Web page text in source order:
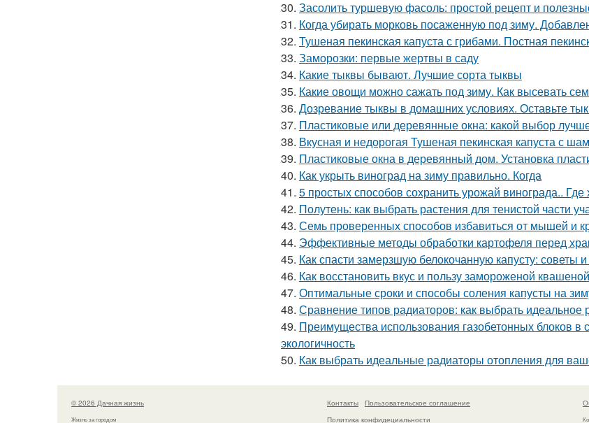
30. Засолить туршевую фасоль: простой рецепт и
31. Когда убирать морковь посаженную под зиму.
32. Тушеная пекинская капуста с грибами. Постная
33. Заморозки: первые жертвы в саду
34. Какие тыквы бывают. Лучшие сорта тыквы
35. Какие овощи можно сажать под зиму. Как высевать
36. Дозревание тыквы в домашних условиях. Оставьте
37. Пластиковые или деревянные окна: какой выбор
38. Вкусная и недорогая Тушеная пекинская капуста с
39. Пластиковые окна в деревянный дом. Установка
40. Как укрыть виноград на зиму правильно. Когда
41. 5 простых способов сохранить урожай винограда.. Где
42. Полутень: как выбрать растения для тенистой части
43. Семь проверенных способов избавиться от мышей и
44. Эффективные методы обработки картофеля перед
45. Как спасти замерзшую белокочанную капусту: советы
46. Как восстановить вкус и пользу замороженой
47. Оптимальные сроки и способы соления капусты на
48. Сравнение типов радиаторов: как выбрать
49. Преимущества использования газобетонных блоков в
экологичность
50. Как выбрать идеальные радиаторы отопления для
© 2026 Дачная жизнь
Жизнь за городом
Контакты
Пользовательское соглашение
Политика конфидециальности